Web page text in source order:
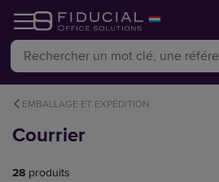
EMBALLAGE ET EXPÉDITION
Courrier
28 produits